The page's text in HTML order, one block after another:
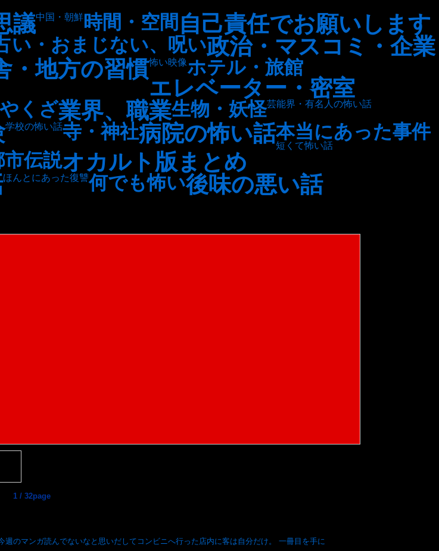
議中国・朝鮮 時間・空間 自己責任でお願いします
い・おまじない、呪い政治・マスコミ・企業
・地方の習慣怖い映像ホテル・旅館
エレベーター・密室
くざ業界、職業生物・妖怪芸能界・有名人の怖い話
学校の怖い話寺・神社病院の怖い話本当にあった事件
短くて怖い話
市伝説オカルト版まとめ
ほんとにあった復讐何でも怖い後味の悪い話
1 / 32page
のマンガ読んでないなと思いだしてコンビニへ行った店内に客は自分だけ。 一冊目を手に